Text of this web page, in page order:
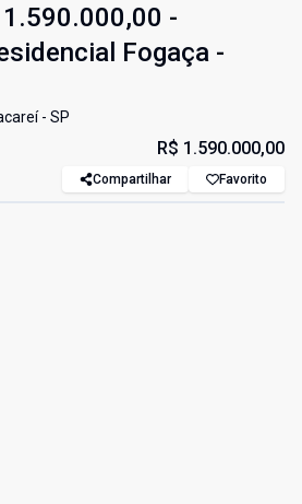
1.590.000,00 -
Fogaça -
- SP
R$ 1.590.000,00
Compartilhar Favorito